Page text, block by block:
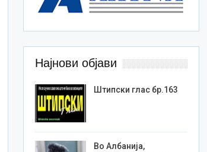
Најнови објави
Штипски глас бр.163
Во Албанија,